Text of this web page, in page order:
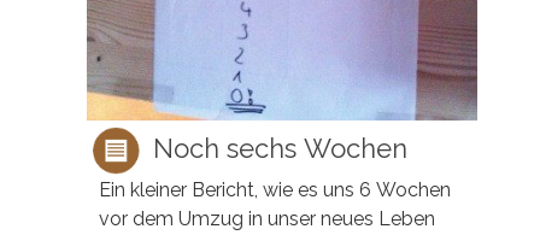
Noch sechs Wochen
Ein kleiner Bericht, wie es uns 6 Wochen
vor dem Umzug in unser neues Leben